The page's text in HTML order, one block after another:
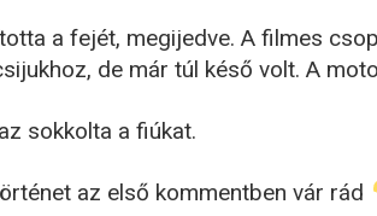
a fejét, megijedve. A filmes
de már túl késő volt. A
sokkolta a fiúkat.
az első kommentben vár rád